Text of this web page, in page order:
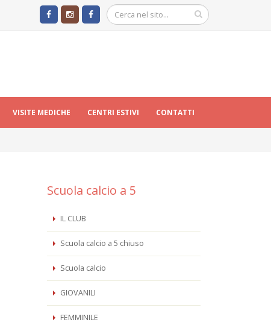
VISITE MEDICHE CENTRI ESTIVI CONTATTI
Scuola calcio a 5
IL CLUB
Scuola calcio a 5 chiuso
Scuola calcio
GIOVANILI
FEMMINILE